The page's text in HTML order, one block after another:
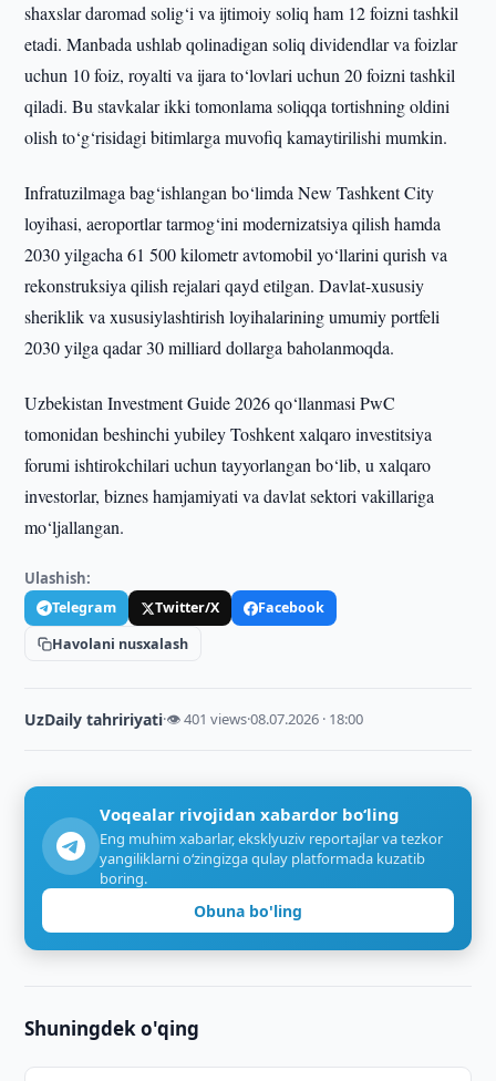
shaxslar daromad solig‘i va ijtimoiy soliq ham 12 foizni tashkil
etadi. Manbada ushlab qolinadigan soliq dividendlar va foizlar
uchun 10 foiz, royalti va ijara to‘lovlari uchun 20 foizni tashkil
qiladi. Bu stavkalar ikki tomonlama soliqqa tortishning oldini
olish to‘g‘risidagi bitimlarga muvofiq kamaytirilishi mumkin.
Infratuzilmaga bag‘ishlangan bo‘limda New Tashkent City
loyihasi, aeroportlar tarmog‘ini modernizatsiya qilish hamda
2030 yilgacha 61 500 kilometr avtomobil yo‘llarini qurish va
rekonstruksiya qilish rejalari qayd etilgan. Davlat-xususiy
sheriklik va xususiylashtirish loyihalarining umumiy portfeli
2030 yilga qadar 30 milliard dollarga baholanmoqda.
Uzbekistan Investment Guide 2026 qo‘llanmasi PwC
tomonidan beshinchi yubiley Toshkent xalqaro investitsiya
forumi ishtirokchilari uchun tayyorlangan bo‘lib, u xalqaro
investorlar, biznes hamjamiyati va davlat sektori vakillariga
mo‘ljallangan.
Ulashish:
Telegram Twitter/X
Facebook
Havolani nusxalash
UzDaily tahririyati·👁 401 views·08.07.2026 · 18:00
Voqealar rivojidan xabardor bo‘ling
Eng muhim xabarlar, eksklyuziv reportajlar va tezkor
yangiliklarni o‘zingizga qulay platformada kuzatib
boring.
Obuna bo'ling
Shuningdek o'qing